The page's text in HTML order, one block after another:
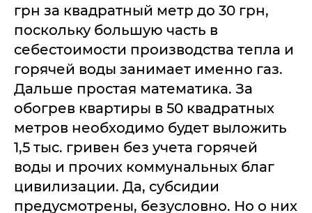
грн за квадратный метр до 30 грн,
поскольку большую часть в
себестоимости производства тепла и
горячей воды занимает именно газ.
Дальше простая математика. За
обогрев квартиры в 50 квадратных
метров необходимо будет выложить
1,5 тыс. гривен без учета горячей
воды и прочих коммунальных благ
цивилизации. Да, субсидии
предусмотрены, безусловно. Но о них